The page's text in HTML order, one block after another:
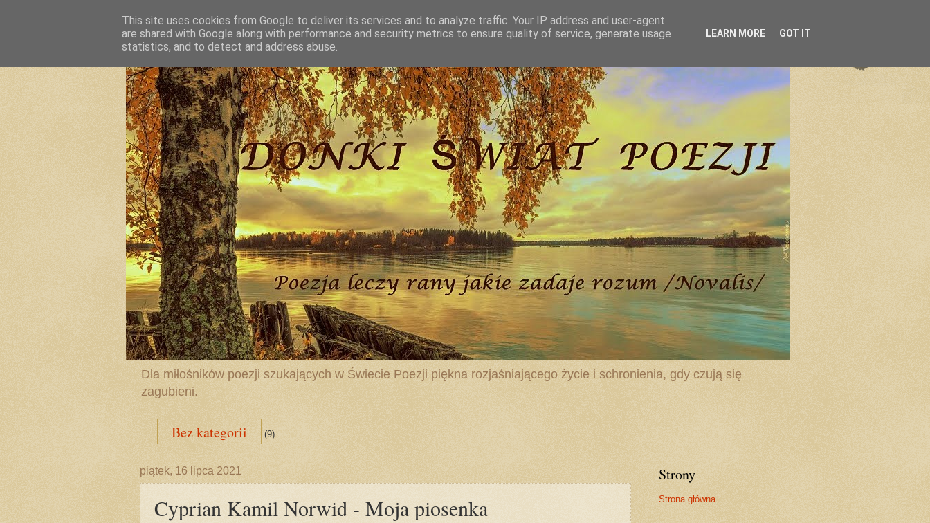
Dla miłośników poezji szukających w Świecie Poezji piękna rozjaśniającego życie i schronienia, gdy czują się
zagubieni.
Bez kategorii (9)
piątek, 16 lipca 2021
Cyprian Kamil Norwid - Moja piosenka
Strony
Strona główna
This site uses cookies from Google to deliver its services and to analyze traffic. Your IP address and user-agent
are shared with Google along with performance and security metrics to ensure quality of service, generate usage
statistics, and to detect and address abuse.
LEARN MORE GOT IT